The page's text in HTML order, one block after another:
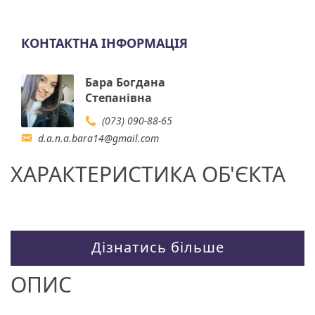
КОНТАКТНА ІНФОРМАЦІЯ
Бара Богдана
Степанівна
(073) 090-88-65
d.a.n.a.bara14@gmail.com
ХАРАКТЕРИСТИКА ОБ'ЄКТА
Дізнатись більше
ОПИС